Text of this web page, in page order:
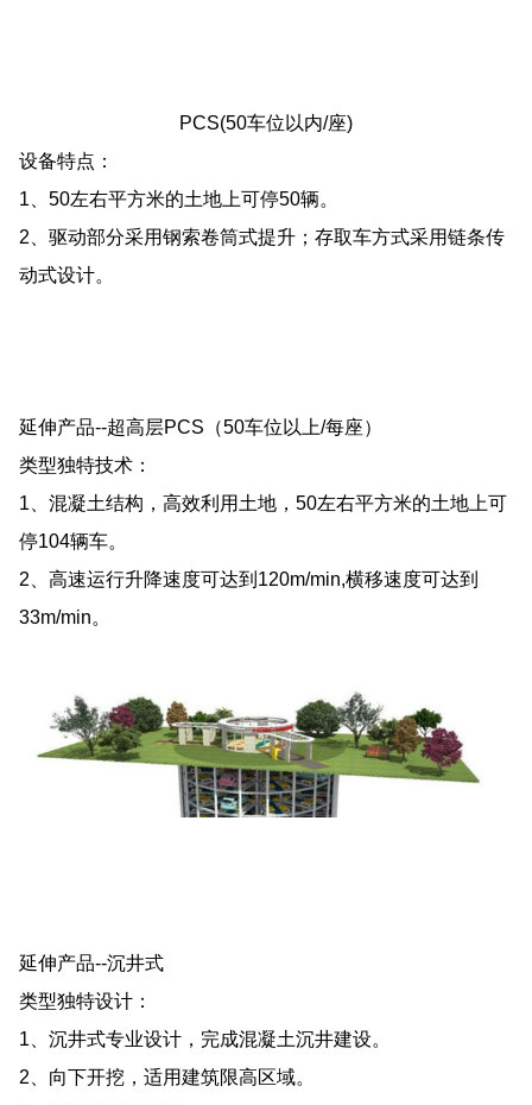
PCS(50车位以内/座)
设备特点：
1、50左右平方米的土地上可停50辆。
2、驱动部分采用钢索卷筒式提升；存取车方式采用链条传
动式设计。
延伸产品--超高层PCS（50车位以上/每座）
类型独特技术：
1、混凝土结构，高效利用土地，50左右平方米的土地上可
停104辆车。
2、高速运行升降速度可达到120m/min,横移速度可达到
33m/min。
延伸产品--沉井式
类型独特设计：
1、沉井式专业设计，完成混凝土沉井建设。
2、向下开挖，适用建筑限高区域。